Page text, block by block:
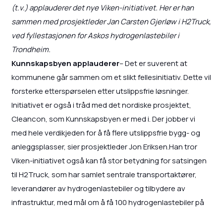
(t.v.) applauderer det nye Viken-initiativet. Her er han
sammen med prosjektleder Jan Carsten Gjerløw i H2Truck,
ved fyllestasjonen for Askos hydrogenlastebiler i
Trondheim.
Kunnskapsbyen applauderer– Det er suverent at
kommunene går sammen om et slikt fellesinitiativ. Dette vil
forsterke etterspørselen etter utslippsfrie løsninger.
Initiativet er også i tråd med det nordiske prosjektet,
Cleancon, som Kunnskapsbyen er med i. Der jobber vi
med hele verdikjeden for å få flere utslippsfrie bygg- og
anleggsplasser, sier prosjektleder Jon Eriksen.Han tror
Viken-initiativet også kan få stor betydning for satsingen
til H2Truck, som har samlet sentrale transportaktører,
leverandører av hydrogenlastebiler og tilbydere av
infrastruktur, med mål om å få 100 hydrogenlastebiler på